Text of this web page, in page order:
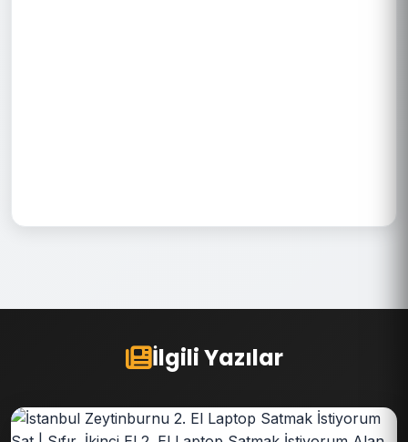
İlgili Yazılar